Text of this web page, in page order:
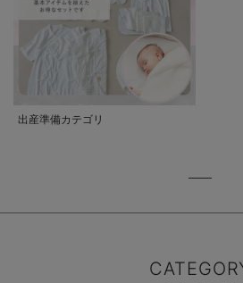
出産準備カテゴリ